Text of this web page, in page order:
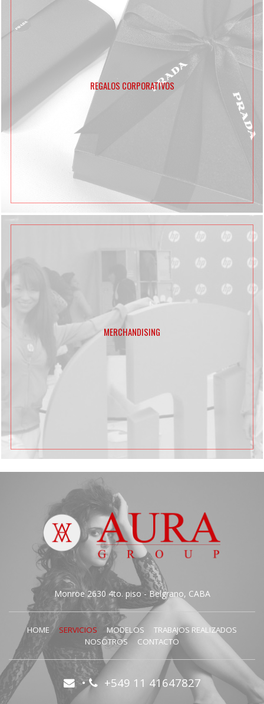
REGALOS CORPORATIVOS
MERCHANDISING
Monroe 2630 4to. piso - Belgrano, CABA
HOME SERVICIOS MODELOS
TRABAJOS REALIZADOS
NOSOTROS
CONTACTO
• +549 11 41647827